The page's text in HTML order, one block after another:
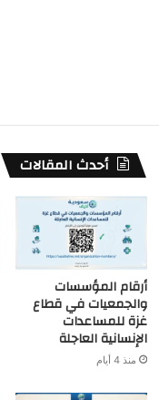
أحدث المقالات
أرقام المؤسسات
والجمعيات في قطاع
غزة للمساعدات
الإنسانية العاجلة
منذ 4 أيام